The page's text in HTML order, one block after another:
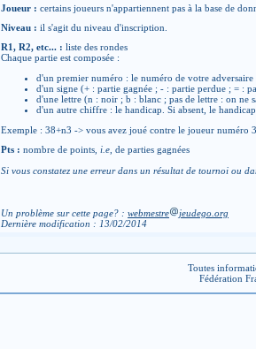
Joueur : certains joueurs n'appartiennent pas à la base de
Niveau : il s'agit du niveau d'inscription.
R1, R2, etc... : liste des rondes
Chaque partie est composée :
d'un premier numéro : le numéro de votre adversaire
d'un signe (+ : partie gagnée ; - : partie perdue ; = :
d'une lettre (n : noir ; b : blanc ; pas de lettre : on ne
d'un autre chiffre : le handicap. Si absent, le handicap
Exemple : 38+n3 -> vous avez joué contre le joueur numéro
Pts : nombre de points, i.e , de parties gagnées
Si vous constatez une erreur dans un résultat de tournoi ou
Un problème sur cette page? : webmestre
jeudego.org
Dernière modification : 13/02/2014
Toutes
Fédération